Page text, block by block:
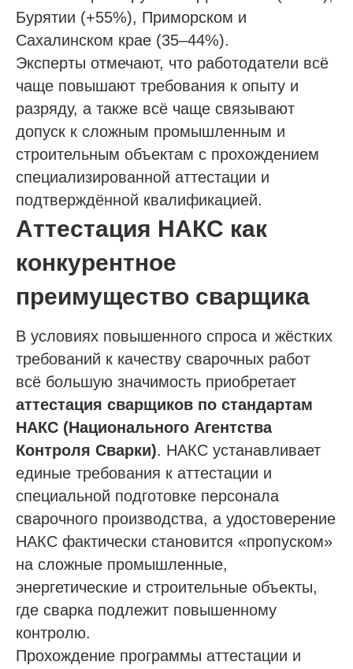
Бурятии (+55%), Приморском и
Сахалинском крае (35–44%).
Эксперты отмечают, что работодатели всё
чаще повышают требования к опыту и
разряду, а также всё чаще связывают
допуск к сложным промышленным и
строительным объектам с прохождением
специализированной аттестации и
подтверждённой квалификацией.
Аттестация НАКС как
конкурентное
преимущество сварщика
В условиях повышенного спроса и жёстких
требований к качеству сварочных работ
всё большую значимость приобретает
аттестация сварщиков по стандартам
НАКС (Национального Агентства
Контроля Сварки). НАКС устанавливает
единые требования к аттестации и
специальной подготовке персонала
сварочного производства, а удостоверение
НАКС фактически становится «пропуском»
на сложные промышленные,
энергетические и строительные объекты,
где сварка подлежит повышенному
контролю.
Прохождение программы аттестации и
sro@sro-nostroy-nopriz.ru
Проспект Обуховской обороны, д.271, лит.
8-800-350-88-67